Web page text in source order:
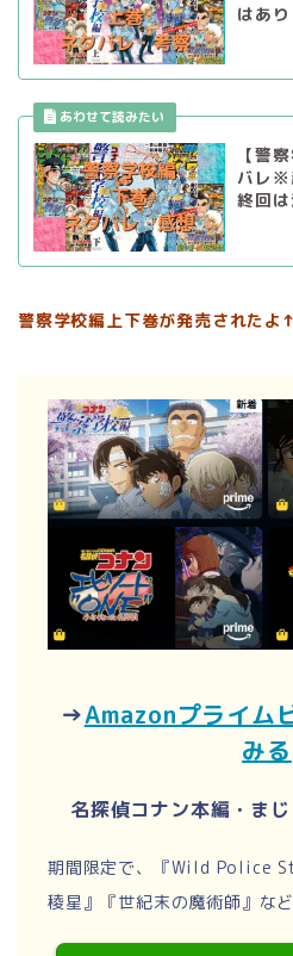
はあり
【警
バレ※
終回は
警察学校編上下巻が発売されたよ↑
→Amazonプライム
みる
名探偵コナン本編・ま
期間限定で、『Wild Police
稜星』『世紀末の魔術師』な